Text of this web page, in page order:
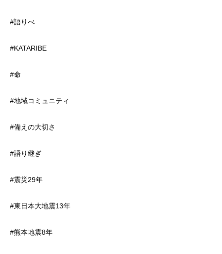
#語りべ
#KATARIBE
#命
#地域コミュニティ
#備えの大切さ
#語り継ぎ
#震災29年
#東日本大地震13年
#熊本地震8年